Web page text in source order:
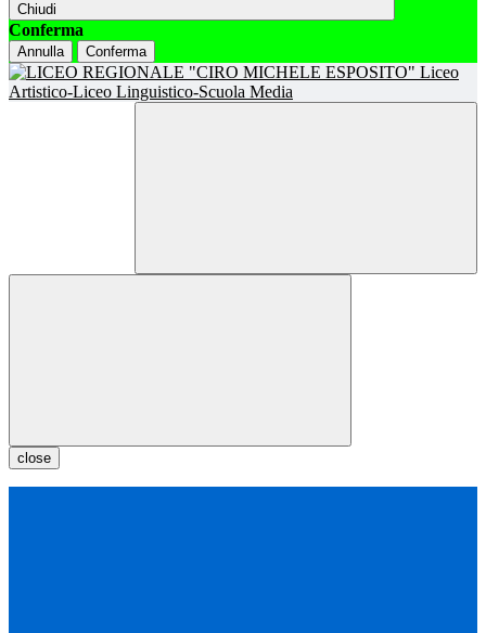
Chiudi
Conferma
Annulla Conferma
close